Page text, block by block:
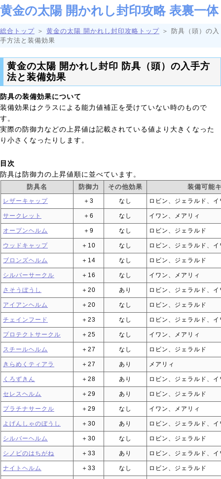
黄金の太陽 開かれし封印攻略 表裏一体
総合トップ ＞ 黄金の太陽 開かれし封印攻略トップ ＞ 防具（頭）の入
手方法と装備効果
黄金の太陽 開かれし封印 防具（頭）の入手方
法と装備効果
防具の装備効果について
装備効果はクラスによる能力値補正を受けていない時のもので
す。
実際の防御力などの上昇値は記載されている値より大きくなった
り小さくなったりします。
目次
防具は防御力の上昇値順に並べています。
防具名 防御力 その他効果 装備可能
レザーキャップ ＋3 なし ロビン、ジェラルド、
サークレット ＋6 なし イワン、メアリィ
オープンヘルム ＋9 なし ロビン、ジェラルド
ウッドキャップ ＋10 なし ロビン、ジェラルド、
ブロンズヘルム ＋14 なし ロビン、ジェラルド
シルバーサークル ＋16 なし イワン、メアリィ
さそうぼうし ＋20 あり ロビン、ジェラルド、
アイアンヘルム ＋20 なし ロビン、ジェラルド
チェインフード ＋23 なし ロビン、ジェラルド、
プロテクトサークル ＋25 なし イワン、メアリィ
スチールヘルム ＋27 なし ロビン、ジェラルド
きらめくティアラ ＋27 あり メアリィ
くろずきん ＋28 あり ロビン、ジェラルド、
セレスヘルム ＋29 あり ロビン、ジェラルド
プラチナサークル ＋29 なし イワン、メアリィ
よげんしゃのぼうし ＋30 あり ロビン、ジェラルド、
シルバーヘルム ＋30 なし ロビン、ジェラルド
シノビのはちがね ＋33 あり ロビン、ジェラルド、
ナイトヘルム ＋33 なし ロビン、ジェラルド